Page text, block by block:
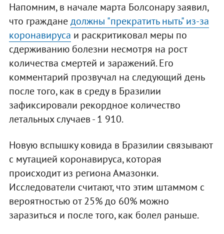
Напомним, в начале марта Болсонару заявил,
что гражданедолжны "прекратить ныть" из-за
коронавируса и раскритиковал меры по
сдерживанию болезни несмотря на рост
количества смертей и заражений. Его
комментарий прозвучал на следующий день
после того, как в среду в Бразилии
зафиксировали рекордное количество
летальных случаев - 1 910.
Новую вспышку ковида в Бразилии связывают
с мутацией коронавируса, которая
происходит из региона Амазонки.
Исследователи считают, что этим штаммом с
вероятностью от 25% до 60% можно
заразиться и после того, как болел раньше.